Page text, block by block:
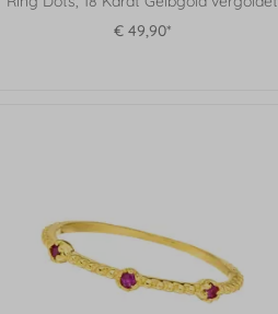
€ 49,90*